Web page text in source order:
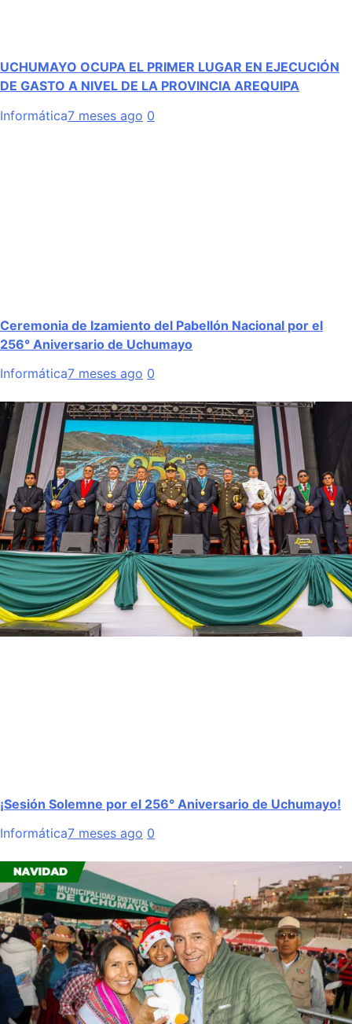
UCHUMAYO OCUPA EL PRIMER LUGAR EN EJECUCIÓN
DE GASTO A NIVEL DE LA PROVINCIA AREQUIPA
Informática7 meses ago 0
Ceremonia de Izamiento del Pabellón Nacional por el
256° Aniversario de Uchumayo
Informática7 meses ago 0
¡Sesión Solemne por el 256° Aniversario de Uchumayo!
Informática7 meses ago 0